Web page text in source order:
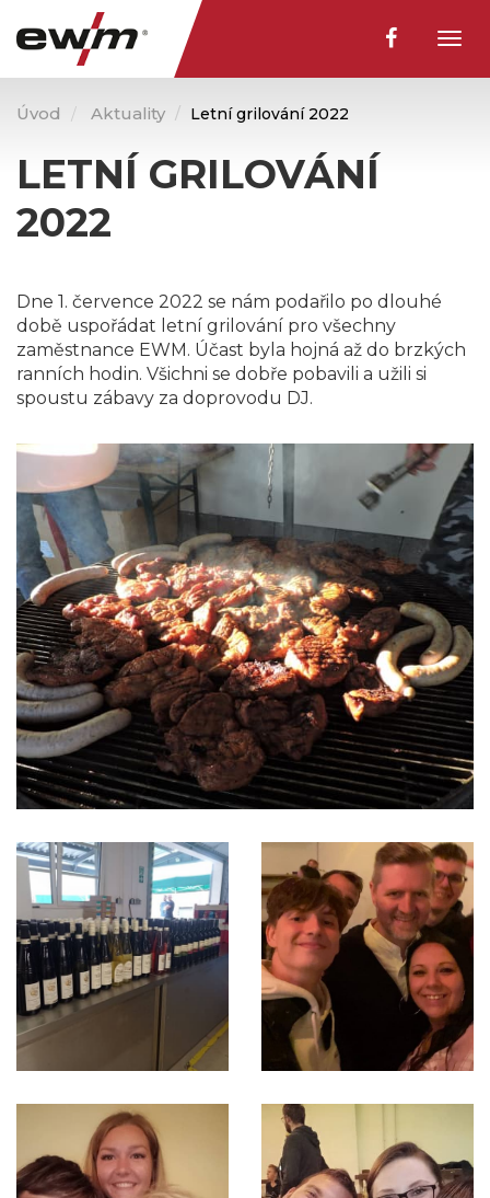
Úvod Aktuality Letní grilování 2022
LETNÍ GRILOVÁNÍ
2022
Dne 1. července 2022 se nám podařilo po dlouhé
době uspořádat letní grilování pro všechny
zaměstnance EWM. Účast byla hojná až do brzkých
ranních hodin. Všichni se dobře pobavili a užili si
spoustu zábavy za doprovodu DJ.